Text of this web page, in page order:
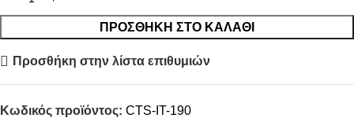
ΠΡΟΣΘΉΚΗ ΣΤΟ ΚΑΛΆΘΙ
Προσθήκη στην λίστα επιθυμιών
Κωδικός προϊόντος: CTS-IT-190